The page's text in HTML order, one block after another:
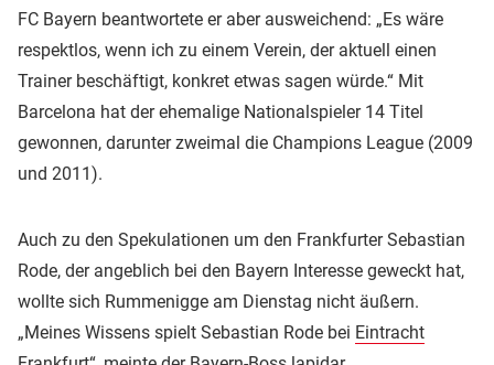
FC Bayern beantwortete er aber ausweichend: „Es wäre
respektlos, wenn ich zu einem Verein, der aktuell einen
Trainer beschäftigt, konkret etwas sagen würde.“ Mit
Barcelona hat der ehemalige Nationalspieler 14 Titel
gewonnen, darunter zweimal die Champions League (2009
und 2011).
Auch zu den Spekulationen um den Frankfurter Sebastian
Rode, der angeblich bei den Bayern Interesse geweckt hat,
wollte sich Rummenigge am Dienstag nicht äußern.
„Meines Wissens spielt Sebastian Rode bei Eintracht